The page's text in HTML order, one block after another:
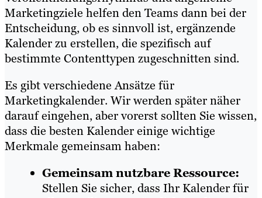
Marketingziele helfen den Teams dann bei der
Entscheidung, ob es sinnvoll ist, ergänzende
Kalender zu erstellen, die spezifisch auf
bestimmte Contenttypen zugeschnitten sind.
Es gibt verschiedene Ansätze für
Marketingkalender. Wir werden später näher
darauf eingehen, aber vorerst sollten Sie wissen,
dass die besten Kalender einige wichtige
Merkmale gemeinsam haben:
Gemeinsam nutzbare Ressource:
Stellen Sie sicher, dass Ihr Kalender für